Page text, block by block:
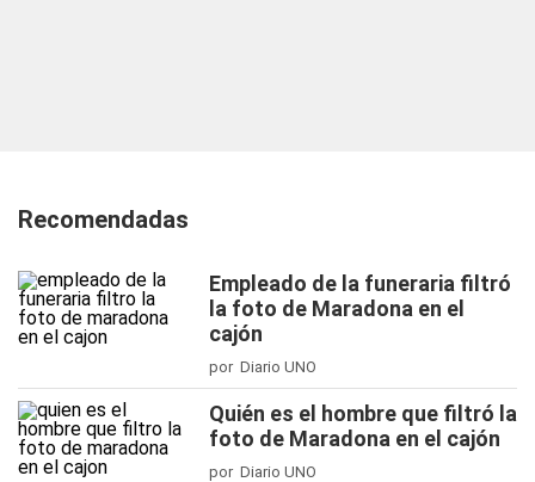
Recomendadas
Empleado de la funeraria filtró
la foto de Maradona en el
cajón
por Diario UNO
Quién es el hombre que filtró la
foto de Maradona en el cajón
por Diario UNO